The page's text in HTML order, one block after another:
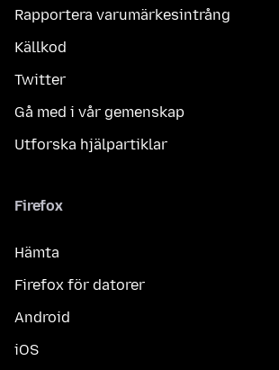
Rapportera varumärkesintrång
Källkod
Twitter
Gå med i vår gemenskap
Utforska hjälpartiklar
Firefox
Hämta
Firefox för datorer
Android
iOS